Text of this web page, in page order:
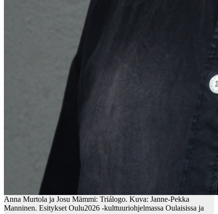
Anna Murtola ja Josu Mämmi: Triálogo. Kuva: Janne-Pekka
Manninen. Esitykset Oulu2026 -kulttuuriohjelmassa Oulaisissa ja